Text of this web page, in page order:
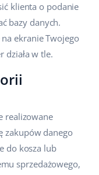
klienta o podanie
bazy danych.
ekranie Twojego
działa w tle.
realizowane
zakupów danego
do kosza lub
sprzedażowego,